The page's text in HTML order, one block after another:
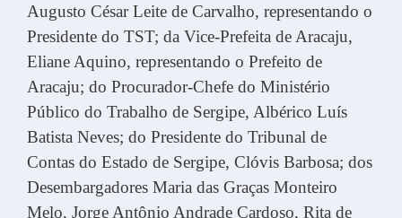
Augusto César Leite de Carvalho, representando o
Presidente do TST; da Vice-Prefeita de Aracaju,
Eliane Aquino, representando o Prefeito de
Aracaju; do Procurador-Chefe do Ministério
Público do Trabalho de Sergipe, Albérico Luís
Batista Neves; do Presidente do Tribunal de
Contas do Estado de Sergipe, Clóvis Barbosa; dos
Desembargadores Maria das Graças Monteiro
Melo, Jorge Antônio Andrade Cardoso, Rita de